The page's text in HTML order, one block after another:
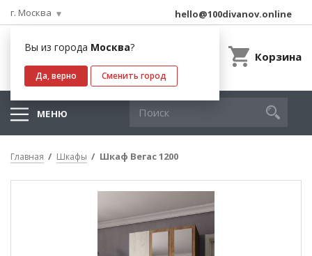
г. Москва
Вы из города Москва?
Да, верно Сменить город
hello@100divanov.online
Корзина
МЕНЮ
Главная Шкафы Шкаф Вегас 1200